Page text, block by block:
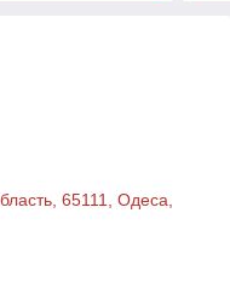
65111, Одеса,